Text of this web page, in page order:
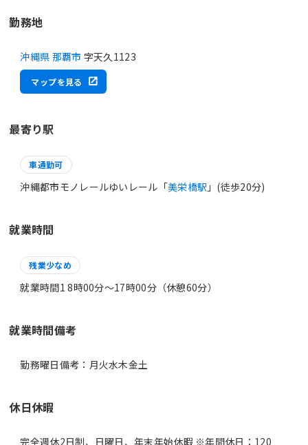
勤務地
沖縄県 那覇市 字天久1123
マップを見る
最寄り駅
車通勤可
沖縄都市モノレールゆいレール「美栄橋駅 」(徒歩20分)
就業時間
残業少なめ
就業時間1 8時00分〜17時00分（休憩60分）
就業時間備考
休日休暇
完全週休2日制、日曜日、年末年始休暇 ※年間休日：120